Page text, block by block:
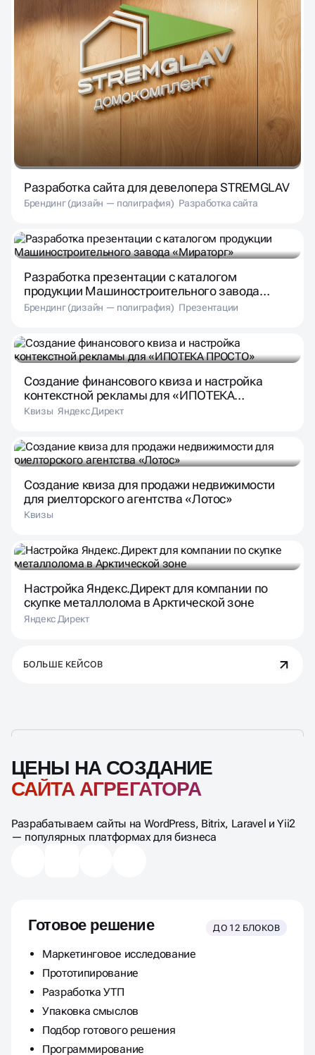
Разработка сайта для девелопера STREMGLAV
Брендинг (дизайн — полиграфия) Разработка сайта
Разработка презентации с каталогом
продукции Машиностроительного завода
«Мираторг»
Брендинг (дизайн — полиграфия) Презентации
Создание финансового квиза и настройка
контекстной рекламы для «ИПОТЕКА
ПРОСТО»
Квизы Яндекс Директ
Создание квиза для продажи недвижимости
для риелторского агентства «Лотос»
Квизы
Настройка Яндекс.Директ для компании по
скупке металлолома в Арктической зоне
Яндекс Директ
БОЛЬШЕ КЕЙСОВ
ЦЕНЫ НА СОЗДАНИЕ
САЙТА АГРЕГАТОРА
Разрабатываем сайты на WordPress, Bitrix, Laravel и Yii2
— популярных платформах для бизнеса
Готовое решение ДО 12 БЛОКОВ
Маркетинговое исследование
Прототипирование
Разработка УТП
Упаковка смыслов
Подбор готового решения
Программирование